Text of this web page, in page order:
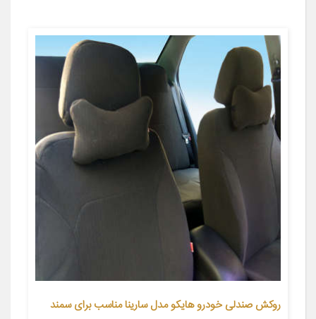
روکش صندلی خودرو هایکو مدل سارینا مناسب برای سمند